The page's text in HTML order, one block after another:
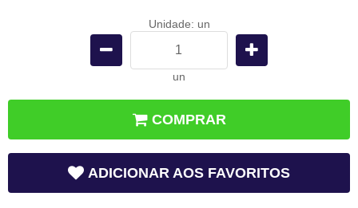
Unidade: un
un
COMPRAR
ADICIONAR AOS FAVORITOS